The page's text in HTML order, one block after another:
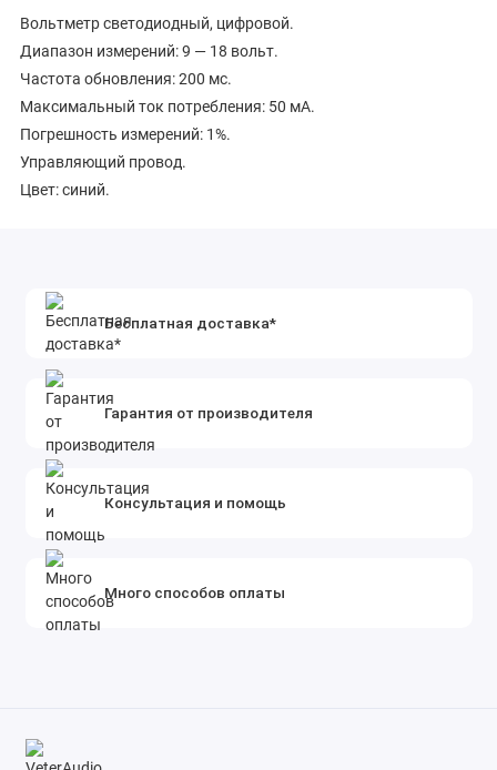
Вольтметр светодиодный, цифровой.
Диапазон измерений: 9 — 18 вольт.
Частота обновления: 200 мс.
Максимальный ток потребления: 50 мА.
Погрешность измерений: 1%.
Управляющий провод.
Цвет: синий.
Бесплатная доставка*
Гарантия от производителя
Консультация и помощь
Много способов оплаты